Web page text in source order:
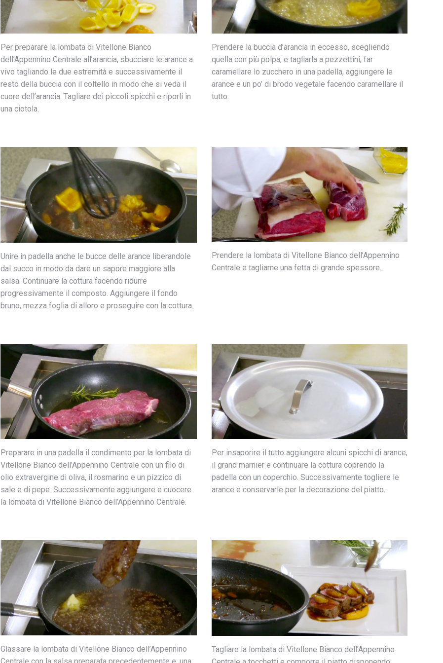
Per preparare la lombata di Vitellone Bianco
dell’Appennino Centrale all’arancia, sbucciare le arance a
vivo tagliando le due estremità e successivamente il
resto della buccia con il coltello in modo che si veda il
cuore dell’arancia. Tagliare dei piccoli spicchi e riporli in
una ciotola.
Prendere la buccia d’arancia in eccesso, scegliendo
quella con più polpa, e tagliarla a pezzettini, far
caramellare lo zucchero in una padella, aggiungere le
arance e un po’ di brodo vegetale facendo caramellare il
tutto.
Unire in padella anche le bucce delle arance liberandole
dal succo in modo da dare un sapore maggiore alla
salsa. Continuare la cottura facendo ridurre
progressivamente il composto. Aggiungere il fondo
bruno, mezza foglia di alloro e proseguire con la cottura.
Prendere la lombata di Vitellone Bianco dell’Appennino
Centrale e tagliarne una fetta di grande spessore.
Preparare in una padella il condimento per la lombata di
Vitellone Bianco dell’Appennino Centrale con un filo di
olio extravergine di oliva, il rosmarino e un pizzico di
sale e di pepe. Successivamente aggiungere e cuocere
la lombata di Vitellone Bianco dell’Appennino Centrale.
Per insaporire il tutto aggiungere alcuni spicchi di arance,
il grand marnier e continuare la cottura coprendo la
padella con un coperchio. Successivamente togliere le
arance e conservarle per la decorazione del piatto.
Glassare la lombata di Vitellone Bianco dell’Appennino
Centrale con la salsa preparata precedentemente e, una
Tagliare la lombata di Vitellone Bianco dell’Appennino